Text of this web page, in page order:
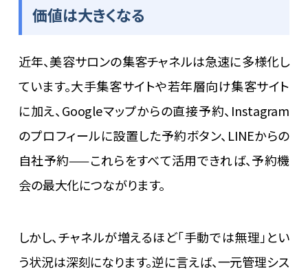
価値は大きくなる
近年、美容サロンの集客チャネルは急速に多様化し
ています。大手集客サイトや若年層向け集客サイト
に加え、Googleマップからの直接予約、Instagram
のプロフィールに設置した予約ボタン、LINEからの
自社予約——これらをすべて活用できれば、予約機
会の最大化につながります。
しかし、チャネルが増えるほど「手動では無理」とい
う状況は深刻になります。逆に言えば、一元管理シス